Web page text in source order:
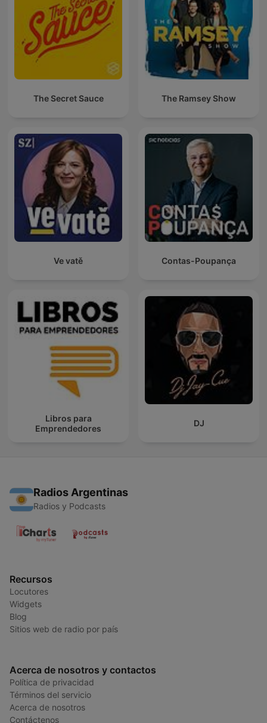
The Secret Sauce The Ramsey Show
Ve vatě Contas-Poupança
Libros para
Emprendedores
DJ
Radios Argentinas
Radios y Podcasts
Recursos
Locutores
Widgets
Blog
Sitios web de radio por país
Acerca de nosotros y contactos
Política de privacidad
Términos del servicio
Acerca de nosotros
Contáctenos